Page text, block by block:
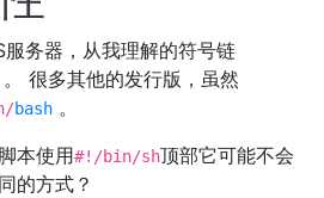
务器，从我理解的符号链
。 很多其他的发行版，虽然
bash 。
本使用#!/bin/sh顶部它可能不会
的方式？